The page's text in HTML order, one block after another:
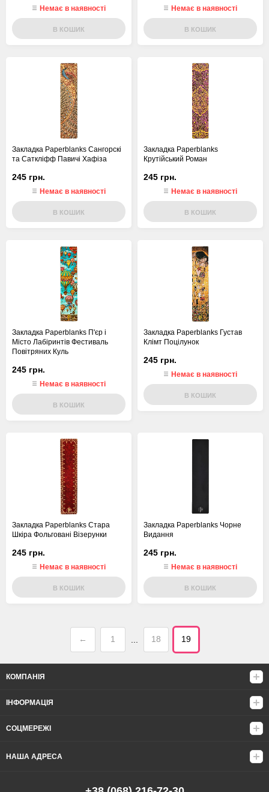
Немає в наявності
В КОШИК
Немає в наявності
В КОШИК
Закладка Paperblanks Сангорскі
та Саткліфф Павичі Хафіза
245 грн.
Немає в наявності
В КОШИК
Закладка Paperblanks
Крутійський Роман
245 грн.
Немає в наявності
В КОШИК
Закладка Paperblanks П'єр і
Місто Лабіринтів Фестиваль
Повітряних Куль
245 грн.
Немає в наявності
В КОШИК
Закладка Paperblanks Густав
Клімт Поцілунок
245 грн.
Немає в наявності
В КОШИК
Закладка Paperblanks Стара
Шкіра Фольговані Візерунки
245 грн.
Немає в наявності
В КОШИК
Закладка Paperblanks Чорне
Видання
245 грн.
Немає в наявності
В КОШИК
← 1 18 19
КОМПАНІЯ
ІНФОРМАЦІЯ
СОЦМЕРЕЖІ
НАША АДРЕСА